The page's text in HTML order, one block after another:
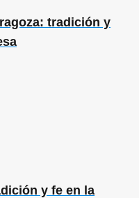
tradición y
y fe en la